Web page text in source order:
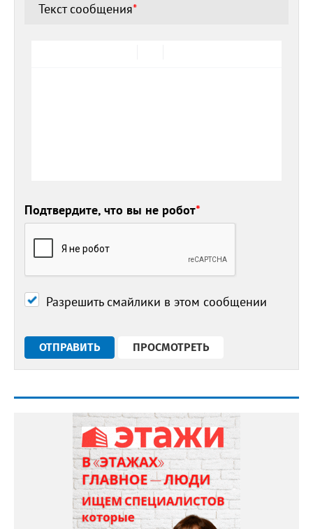
Текст сообщения*
Подтвердите, что вы не робот*
Разрешить смайлики в этом сообщении